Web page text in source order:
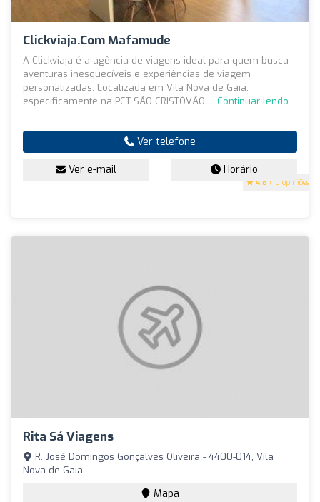
Clickviaja.com Mafamude
4.8 (10 opiniões)
A Clickviaja é a agência de viagens ideal para quem busca
aventuras inesquecíveis e experiências de viagem
personalizadas. Localizada em Vila Nova de Gaia,
especificamente na PCT SÃO CRISTÓVÃO ... Continuar lendo
Ver telefone
Ver e-mail Horário
Rita Sá Viagens
R. José Domingos Gonçalves Oliveira - 4400-014, Vila
Nova de Gaia
Mapa